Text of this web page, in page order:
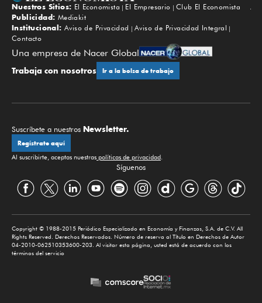
Subir
Nuestros Sitios: El Economista El Empresario
Club El Economista
Publicidad: Mediakit
Institucional: Aviso de Privacidad
Aviso de Privacidad Integral
Contacto
Una empresa de Nacer Global
Trabaja con nosotros Ir a la bolsa de trabajo
Suscríbete a nuestros Newsletter.
Regístrate aquí
Al suscribirte, aceptas nuestras políticas de privacidad.
Síguenos
Copyright © 1988-2015 Periódico Especializado en Economía y Finanzas, S.A. de C.V. All
Rights Reserved. Derechos Reservados. Número de reserva al Título en Derechos de Autor
04-2010-062510353600-203. Al visitar esta página, usted está de acuerdo con los
términos del servicio